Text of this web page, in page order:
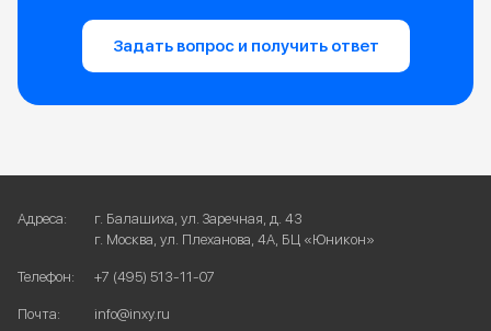
Задать вопрос и получить ответ
Адреса:
г. Балашиха, ул. Заречная, д. 43
г. Москва, ул. Плеханова, 4А, БЦ «Юникон»
Телефон: +7 (495) 513-11-07
Почта: info@inxy.ru